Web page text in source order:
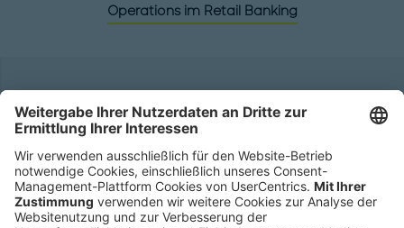
Operations im Retail Banking
Hauptsitz
Roland Berger GmbH
Sederanger 1
80538 München
Deutschland